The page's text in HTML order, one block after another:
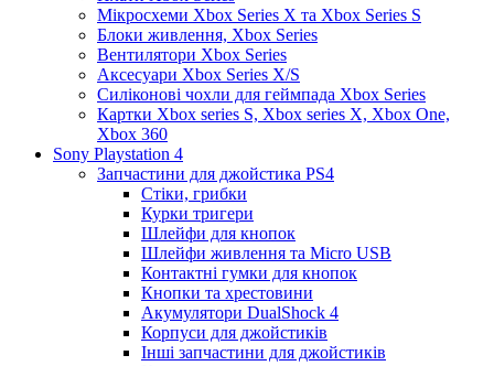
Мікросхеми Xbox Series X та Xbox Series S
Блоки живлення, Xbox Series
Вентилятори Xbox Series
Аксесуари Xbox Series X/S
Силіконові чохли для геймпада Xbox Series
Картки Xbox series S, Xbox series X, Xbox One,
Xbox 360
Sony Playstation 4
Запчастини для джойстика PS4
Стіки, грибки
Курки тригери
Шлейфи для кнопок
Шлейфи живлення та Micro USB
Контактні гумки для кнопок
Кнопки та хрестовини
Акумулятори DualShock 4
Корпуси для джойстиків
Інші запчастини для джойстиків